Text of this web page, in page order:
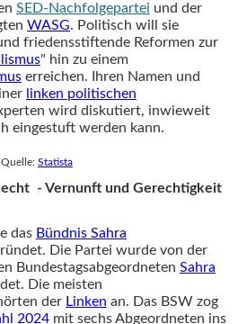
SED-Nachfolgepartei und der
WASG. Politisch will sie
friedensstiftende Reformen zur
" hin zu einem
erreichen. Ihren Namen und
linken politischen
wird diskutiert, inwieweit
eingestuft werden kann.
Quelle: Statista
- Vernunft und Gerechtigkeit
das Bündnis Sahra
Die Partei wurde von der
Bundestagsabgeordneten Sahra
Die meisten
der Linken an. Das BSW zog
2024 mit sechs Abgeordneten ins